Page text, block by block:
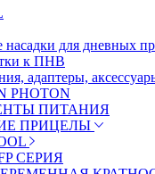
для дневных
к ПНВ
адаптеры,
PHOTON
ПИТАНИЯ
ПРИЦЕЛЫ
СЕРИЯ